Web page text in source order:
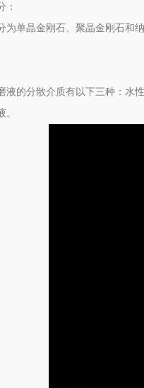
：
为单晶金刚石、聚晶金刚石和
液的分散介质有以下三种：水